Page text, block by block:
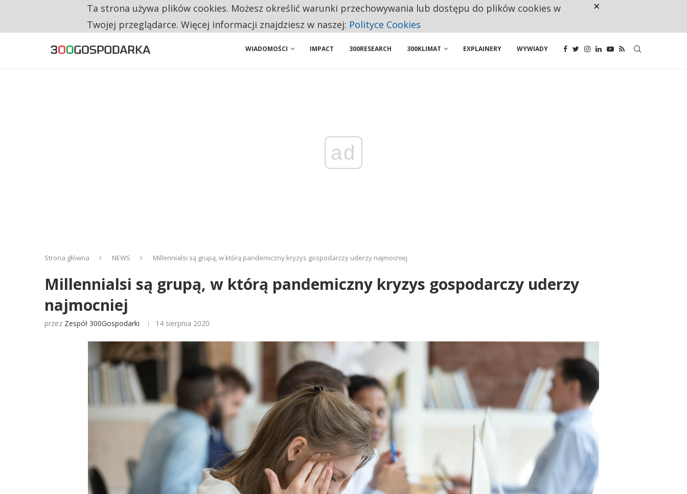
CO TRZECIĄ ZŁOTÓWKĘ Z EMERYTURY SENIORZY PRZEZNACZAJĄ NA PODSTAWOWE ZAKUPY
WIADOMOŚCI IMPACT 300RESEARCH 300KLIMAT EXPLAINERY WYWIADY
ad
Strona główna NEWS Millennialsi są grupą, w którą pandemiczny kryzys gospodarczy uderzy najmocniej
Millennialsi są grupą, w którą pandemiczny kryzys gospodarczy uderzy
najmocniej
przez Zespół 300Gospodarki 14 sierpnia 2020
Ta strona używa plików cookies. Możesz określić warunki przechowywania lub dostępu do plików cookies w
Twojej przeglądarce. Więcej informacji znajdziesz w naszej: Polityce Cookies
×